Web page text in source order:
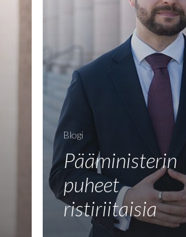
Blogi
Pääministerin
puheet
ristiriitaisia